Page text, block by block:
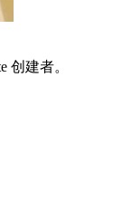
创建者。